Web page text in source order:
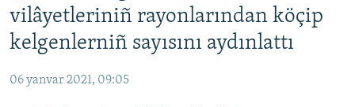
navigatsiyağa
qaytmaq
Qıdıruvğa
İQTİSADİYAT
CEMİYET
İNSAN AQLARI
vilâyetleriniñ rayonlarından köçip
kelgenlerniñ sayısını aydınlattı
06 yanvar 2021, 09:05